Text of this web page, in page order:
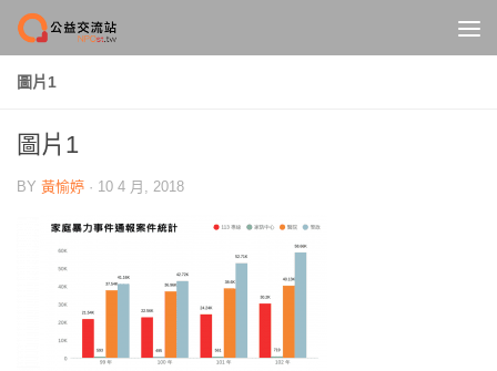
Skip to content
圖片1
圖片1
BY 黃愉婷 · 10 4 月, 2018